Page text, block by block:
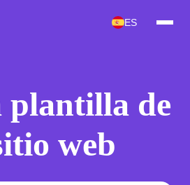
ES
plantilla de
web